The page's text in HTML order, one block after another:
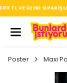
Poster Maxi